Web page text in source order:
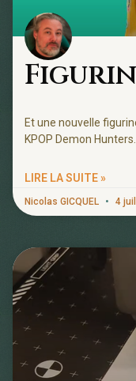
Et une nouvelle
KPOP Demon
LIRE LA SUITE »
Nicolas GICQUEL 4